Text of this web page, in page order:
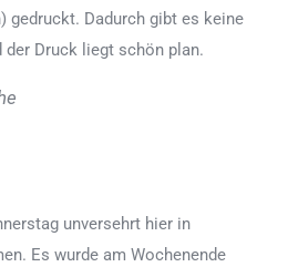
gedruckt. Dadurch gibt es keine
der Druck liegt schön plan.
unversehrt hier in
Es wurde am Wochenende